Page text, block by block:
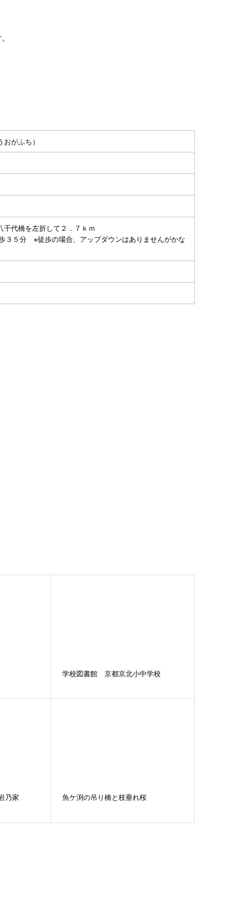
がふち）
代橋を左折して２．７ｋｍ
５分 ※徒歩の場合、アップダウンはありませんがかな
学校図書館 京都京北小中学校
乃家 魚ケ渕の吊り橋と枝垂れ桜